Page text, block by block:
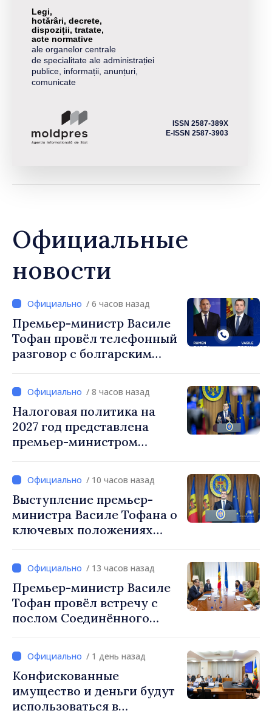
Legi,
hotărâri, decrete,
dispoziții, tratate,
acte normative
ale organelor centrale
de specialitate ale administrației
publice, informații, anunțuri,
comunicate
ISSN 2587-389X
E-ISSN 2587-3903
Официальные
новости
/ 6 часов назад
Премьер-министр Василе
Тофан провёл телефонный
разговор с болгарским
Радевым
/ 8 часов назад
Налоговая политика на
2027 год представлена
премьер-министром
снижение налоговой
нагрузки на труд,
стимулирование
инвестиций и более
справедливое
/ 10 часов назад
Выступление премьер-
министра Василе Тофана о
ключевых положениях
2027 год
/ 13 часов назад
Премьер-министр Василе
Тофан провёл встречу с
послом Соединённого
Великобритании и
Северной Ирландии Ферн
Хорин
/ 1 день назад
Конфискованные
имущество и деньги будут
использоваться в